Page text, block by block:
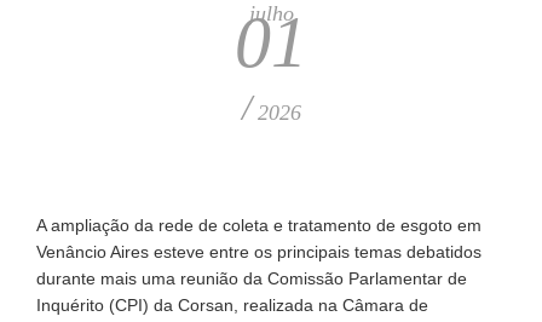
julho
01
/ 2026
A ampliação da rede de coleta e tratamento de esgoto em
Venâncio Aires esteve entre os principais temas debatidos
durante mais uma reunião da Comissão Parlamentar de
Inquérito (CPI) da Corsan, realizada na Câmara de